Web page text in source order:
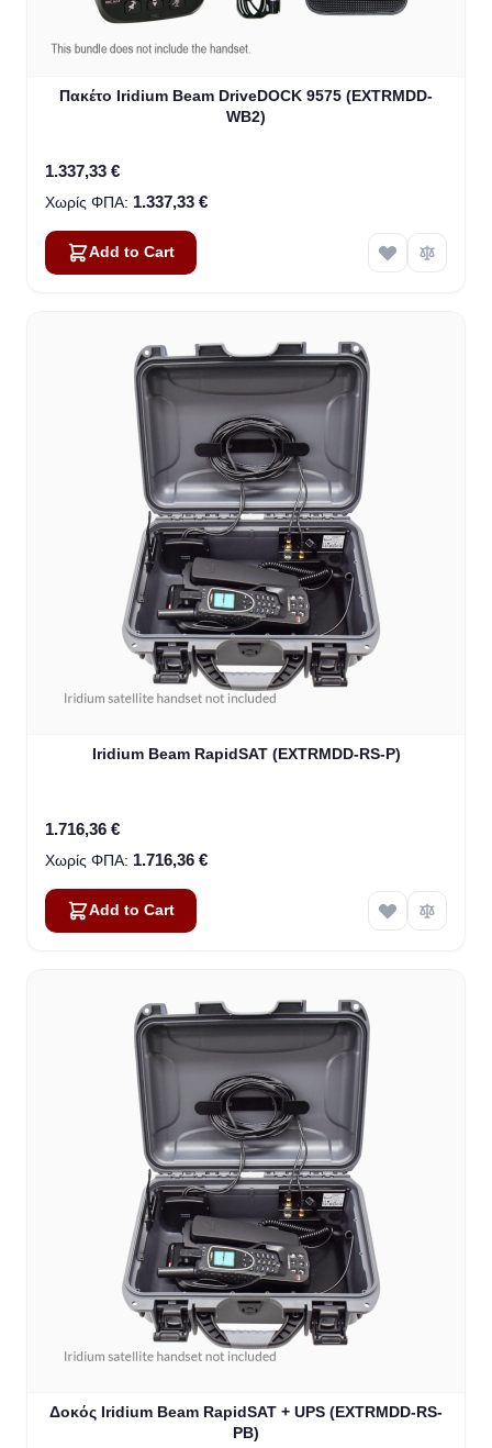
Πακέτο Iridium Beam DriveDOCK 9575 (EXTRMDD-
WB2)
1.337,33 €
1.337,33 €
Add to Cart
Iridium Beam RapidSAT (EXTRMDD-RS-P)
1.716,36 €
1.716,36 €
Add to Cart
Δοκός Iridium Beam RapidSAT + UPS (EXTRMDD-RS-
PB)